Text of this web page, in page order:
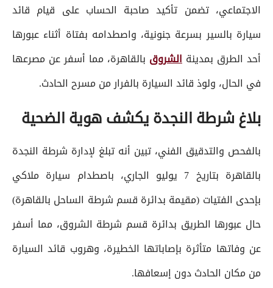
الاجتماعي، تضمن تأكيد صاحبة الحساب على قيام قائد
سيارة بالسير بسرعة جنونية، واصطدامه بفتاة أثناء عبورها
أحد الطرق بمدينة الشروق بالقاهرة، مما أسفر عن مصرعها
في الحال، ولوذ قائد السيارة بالفرار من مسرح الحادث.
بلاغ شرطة النجدة يكشف هوية الضحية
بالفحص والتدقيق الفني، تبين أنه تبلغ لإدارة شرطة النجدة
بالقاهرة بتاريخ 7 يوليو الجاري، باصطدام سيارة ملاكي
بإحدى الفتيات (مقيمة بدائرة قسم شرطة الساحل بالقاهرة)
حال عبورها الطريق بدائرة قسم شرطة الشروق، مما أسفر
عن وفاتها متأثرة بإصاباتها الخطيرة، وهروب قائد السيارة
من مكان الحادث دون إسعافها.